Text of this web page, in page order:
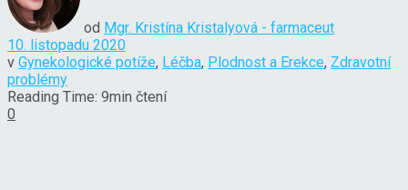
od Mgr. Kristína Kristalyová - farmaceut
10. listopadu 2020
v Gynekologické potíže, Léčba, Plodnost a Erekce, Zdravotní
problémy
Reading Time: 9min čtení
0